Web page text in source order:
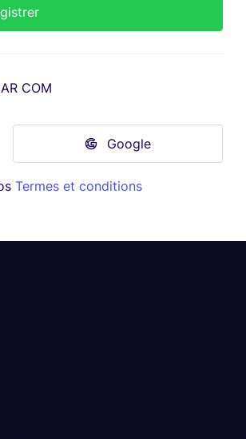
COM
Google
Termes et conditions